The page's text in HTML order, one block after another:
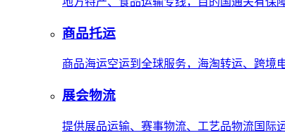
商品托运
商品海运空运到全球服务，海淘转运、跨境
展会物流
提供展品运输、赛事物流、工艺品物流国际